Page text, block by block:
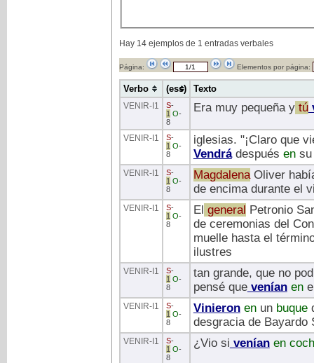
Hay 14 ejemplos de 1 entradas verbales
Página: Elementos por página:
Verbo (ess) Texto
VENIR-I1 S-
1 O-
8
Era muy pequeña ytú
VENIR-I1 S-
1 O-
8
iglesias. "¡Claro que
Vendrádespués ensu
VENIR-I1 S-
1 O-
8
MagdalenaOliver
de encima durante el
VENIR-I1 S-
1 O-
8
El general Petronio
de ceremonias del
muelle hasta el
ilustres
VENIR-I1 S-
1 O-
8
tan grande, que no
pensé queveníanen
VENIR-I1 S-
1 O-
8
Vinieronenunbuque
desgracia de Bayardo
VENIR-I1 S-
1 O-
8
¿Vio si veníanen